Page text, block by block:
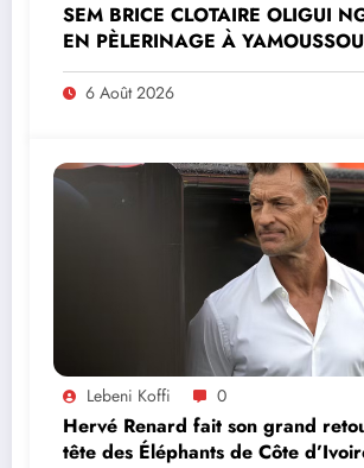
SEM BRICE CLOTAIRE OLIGUI
EN PÈLERINAGE À
MINISTRE PAULIN CLAUDE
PREND PART À LA CÉRÉMONIE
6 Août 2026
Lebeni Koffi 0
Hervé Renard fait son grand
tête des Éléphants de Côte